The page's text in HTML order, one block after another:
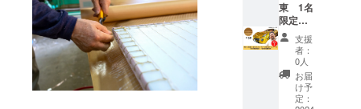
は使用
できま
せん。
※送料込
みのお
値段で
す。
東 1名
限定！
金のた
たみ
コース
ター50
枚を金
のフェ
支援
者：
0人
お届
け予
定：